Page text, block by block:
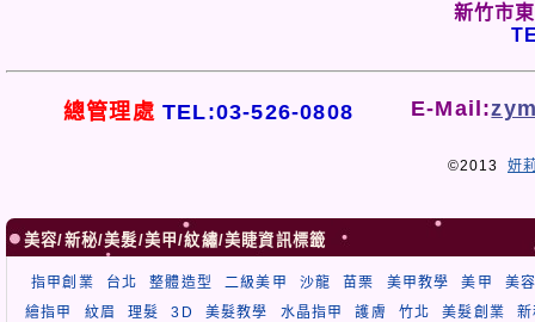
新竹市
總管理處 TEL:03-526-0808 E-Mail:
©2013 妍
美容/新秘/美髮/美甲/紋繡/美睫資訊標籤
指甲創業 台北 整體造型 二級美甲 沙龍 苗栗 美甲教學 美甲
美
繪指甲
紋眉 理髮 3D 美髮教學 水晶指甲 護膚 竹北 美髮創業